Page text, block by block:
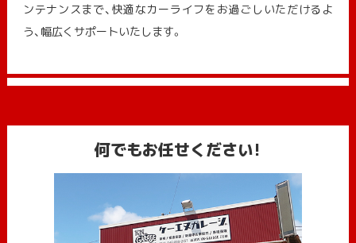
ンテナンスまで、快適なカーライフをお過ごしいただけるよ
う、幅広くサポートいたします。
何でもお任せください!